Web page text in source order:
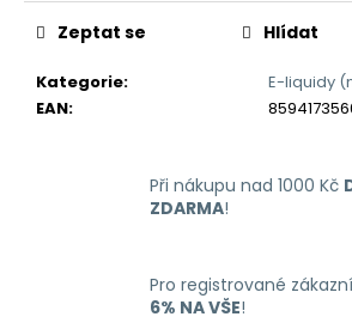
Kategorie:
E-liquidy
EAN:
Zeptat se Hlídat
Při nákupu nad 1000 Kč
ZDARMA!
Pro registrované
6% NA VŠE!
MENTHOL
6MG
(MENTOL)